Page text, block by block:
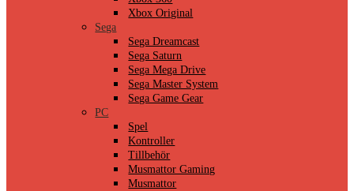
Xbox Original
Sega
Sega Dreamcast
Sega Saturn
Sega Mega Drive
Sega Master System
Sega Game Gear
PC
Spel
Kontroller
Tillbehör
Musmattor Gaming
Musmattor